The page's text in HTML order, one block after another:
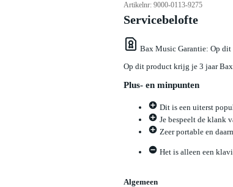
Artikelnr: 9000-0113-9275
Servicebelofte
Bax Music Garantie: Op
Op dit product krijg je 3 jaar
Plus- en minpunten
Dit is een uiterst
Je bespeelt de klank
Zeer portable en
Het is alleen een
Algemeen